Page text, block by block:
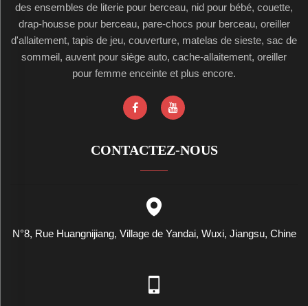
des ensembles de literie pour berceau, nid pour bébé, couette,
drap-housse pour berceau, pare-chocs pour berceau, oreiller
d'allaitement, tapis de jeu, couverture, matelas de sieste, sac de
sommeil, auvent pour siège auto, cache-allaitement, oreiller
pour femme enceinte et plus encore.
CONTACTEZ-NOUS
N°8, Rue Huangnijiang, Village de Yandai, Wuxi, Jiangsu, Chine